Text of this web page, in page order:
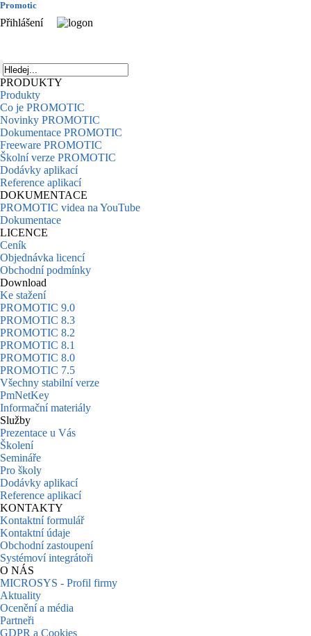
Promotic
Přihlášení
PRODUKTY
Produkty
Co je PROMOTIC
Novinky PROMOTIC
Dokumentace PROMOTIC
Freeware PROMOTIC
Školní verze PROMOTIC
Dodávky aplikací
Reference aplikací
DOKUMENTACE
PROMOTIC videa na YouTube
Dokumentace
LICENCE
Ceník
Objednávka licencí
Obchodní podmínky
Download
Ke stažení
PROMOTIC 9.0
PROMOTIC 8.3
PROMOTIC 8.2
PROMOTIC 8.1
PROMOTIC 8.0
PROMOTIC 7.5
Všechny stabilní verze
PmNetKey
Informační materiály
Služby
Prezentace u Vás
Školení
Semináře
Pro školy
Dodávky aplikací
Reference aplikací
KONTAKTY
Kontaktní formulář
Kontaktní údaje
Obchodní zastoupení
Systémoví integrátoři
O NÁS
MICROSYS - Profil firmy
Aktuality
Ocenění a média
Partneři
GDPR a Cookies